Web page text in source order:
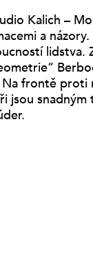
Kalich –
a
lidstva.
Na frontě proti
jsou snadným